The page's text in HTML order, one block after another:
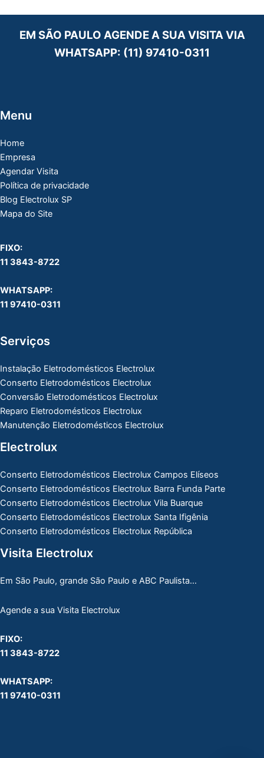
EM SÃO PAULO AGENDE A SUA VISITA VIA
WHATSAPP: (11) 97410-0311
Menu
Home
Empresa
Agendar Visita
Política de privacidade
Blog Electrolux SP
Mapa do Site
FIXO:
11 3843-8722
WHATSAPP:
11 97410-0311
Serviços
Instalação Eletrodomésticos Electrolux
Conserto Eletrodomésticos Electrolux
Conversão Eletrodomésticos Electrolux
Reparo Eletrodomésticos Electrolux
Manutenção Eletrodomésticos Electrolux
Electrolux
Conserto Eletrodomésticos Electrolux Campos Elíseos
Conserto Eletrodomésticos Electrolux Barra Funda Parte
Conserto Eletrodomésticos Electrolux Vila Buarque
Conserto Eletrodomésticos Electrolux Santa Ifigênia
Conserto Eletrodomésticos Electrolux República
Visita Electrolux
Em São Paulo, grande São Paulo e ABC Paulista…
Agende a sua Visita Electrolux
FIXO:
11 3843-8722
WHATSAPP:
11 97410-0311